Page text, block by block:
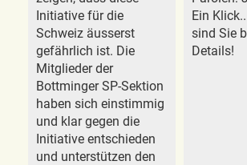
Initiative für die
Schweiz äusserst
gefährlich ist. Die
Mitglieder der
Bottminger SP-Sektion
haben sich einstimmig
und klar gegen die
Initiative entschieden
und unterstützen den
Ein
sind Sie
Details!